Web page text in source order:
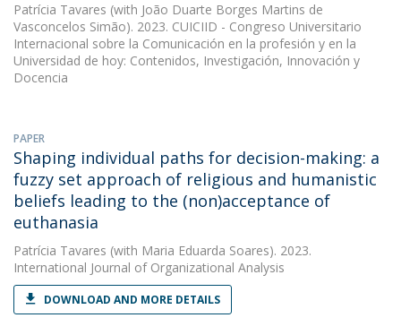
Patrícia Tavares (with João Duarte Borges Martins de
Vasconcelos Simão). 2023. CUICIID - Congreso Universitario
Internacional sobre la Comunicación en la profesión y en la
Universidad de hoy: Contenidos, Investigación, Innovación y
Docencia
PAPER
Shaping individual paths for decision-making: a
fuzzy set approach of religious and humanistic
beliefs leading to the (non)acceptance of
euthanasia
Patrícia Tavares (with Maria Eduarda Soares). 2023.
International Journal of Organizational Analysis
DOWNLOAD AND MORE DETAILS